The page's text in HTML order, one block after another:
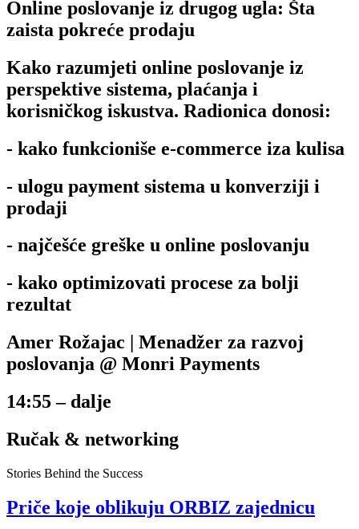
Online poslovanje iz drugog ugla: Šta
zaista pokreće prodaju
Kako razumjeti online poslovanje iz
perspektive sistema, plaćanja i
korisničkog iskustva. Radionica donosi:
- kako funkcioniše e-commerce iza kulisa
- ulogu payment sistema u konverziji i
prodaji
- najčešće greške u online poslovanju
- kako optimizovati procese za bolji
rezultat
Amer Rožajac | Menadžer za razvoj
poslovanja @ Monri Payments
14:55 – dalje
Ručak & networking
Stories Behind the Success
Priče koje oblikuju ORBIZ zajednicu